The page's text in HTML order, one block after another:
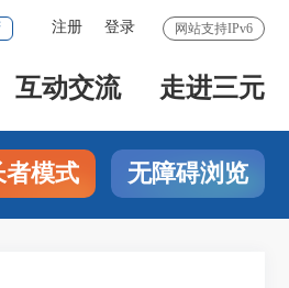
网站支持IPv6
注册 登录
互动交流 走进三元
者模式 无障碍浏览